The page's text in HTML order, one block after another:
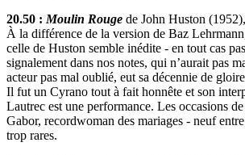
20.50 : Moulin Rouge de John Huston
À la différence de la version de Baz
celle de Huston semble inédite - en tout cas
signalement dans nos notes, qui n’aurait pas
acteur pas mal oublié, eut sa décennie de
Il fut un Cyrano tout à fait honnête et son
Lautrec est une performance. Les occasions
Gabor, recordwoman des mariages - neuf
trop rares.